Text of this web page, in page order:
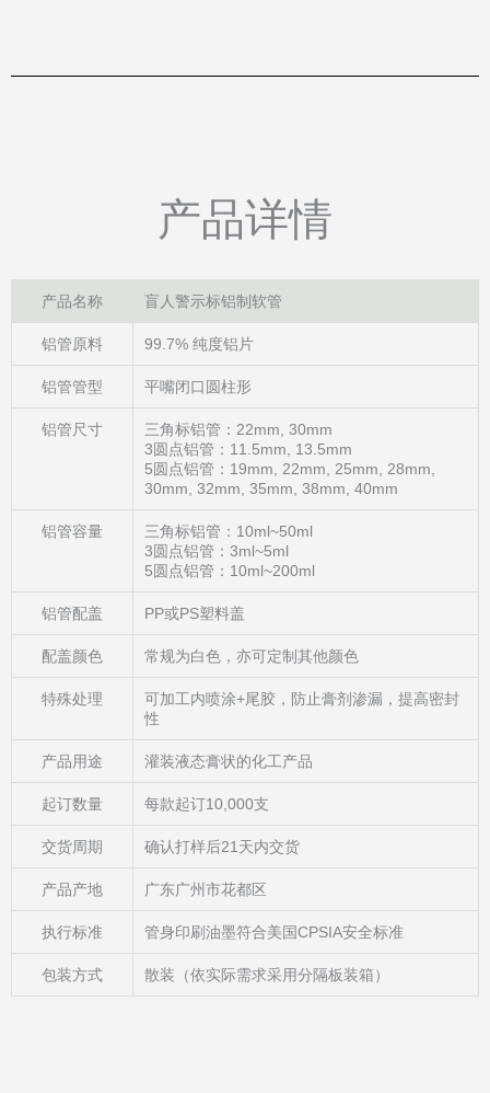
产品详情
产品名称 盲人警示标铝制软管
铝管原料 99.7% 纯度铝片
铝管管型 平嘴闭口圆柱形
铝管尺寸
三角标铝管：22mm, 30mm
3圆点铝管：11.5mm, 13.5mm
5圆点铝管：19mm, 22mm, 25mm, 28mm,
30mm, 32mm, 35mm, 38mm, 40mm
铝管容量
三角标铝管：10ml~50ml
3圆点铝管：3ml~5ml
5圆点铝管：10ml~200ml
铝管配盖 PP或PS塑料盖
配盖颜色 常规为白色，亦可定制其他颜色
特殊处理
可加工内喷涂+尾胶，防止膏剂渗漏，提高密封
性
产品用途 灌装液态膏状的化工产品
起订数量 每款起订10,000支
交货周期 确认打样后21天内交货
产品产地 广东广州市花都区
执行标准 管身印刷油墨符合美国CPSIA安全标准
包装方式 散装（依实际需求采用分隔板装箱）